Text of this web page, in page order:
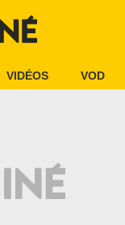
VIDÉOS VOD